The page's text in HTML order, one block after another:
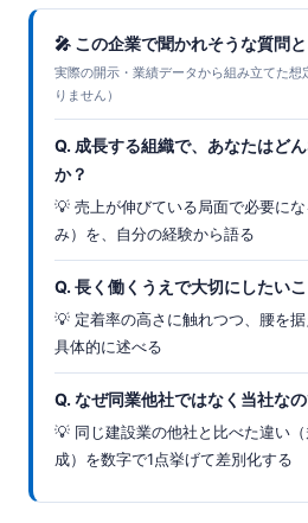
🎤 この企業で聞かれそうな質問
実際の開示・業績データから組み立てた想
りません）
Q. 成長する組織で、あなたはど
か？
💡 売上が伸びている局面で必要に
み）を、自分の経験から語る
Q. 長く働くうえで大切にしたい
💡 定着率の高さに触れつつ、腰を
具体的に述べる
Q. なぜ同業他社ではなく当社な
💡 同じ建設業の他社と比べた違い
成）を数字で1点挙げて差別化する